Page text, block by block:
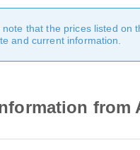
note that the prices listed on
and current information.
from